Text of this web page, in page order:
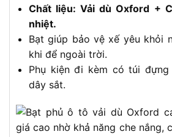
Chất liệu: Vải dù Oxford +
nhiệt.
Bạt giúp bảo vệ xế yêu khỏi
khi để ngoài trời.
Phụ kiện đi kèm có túi
dây sắt.